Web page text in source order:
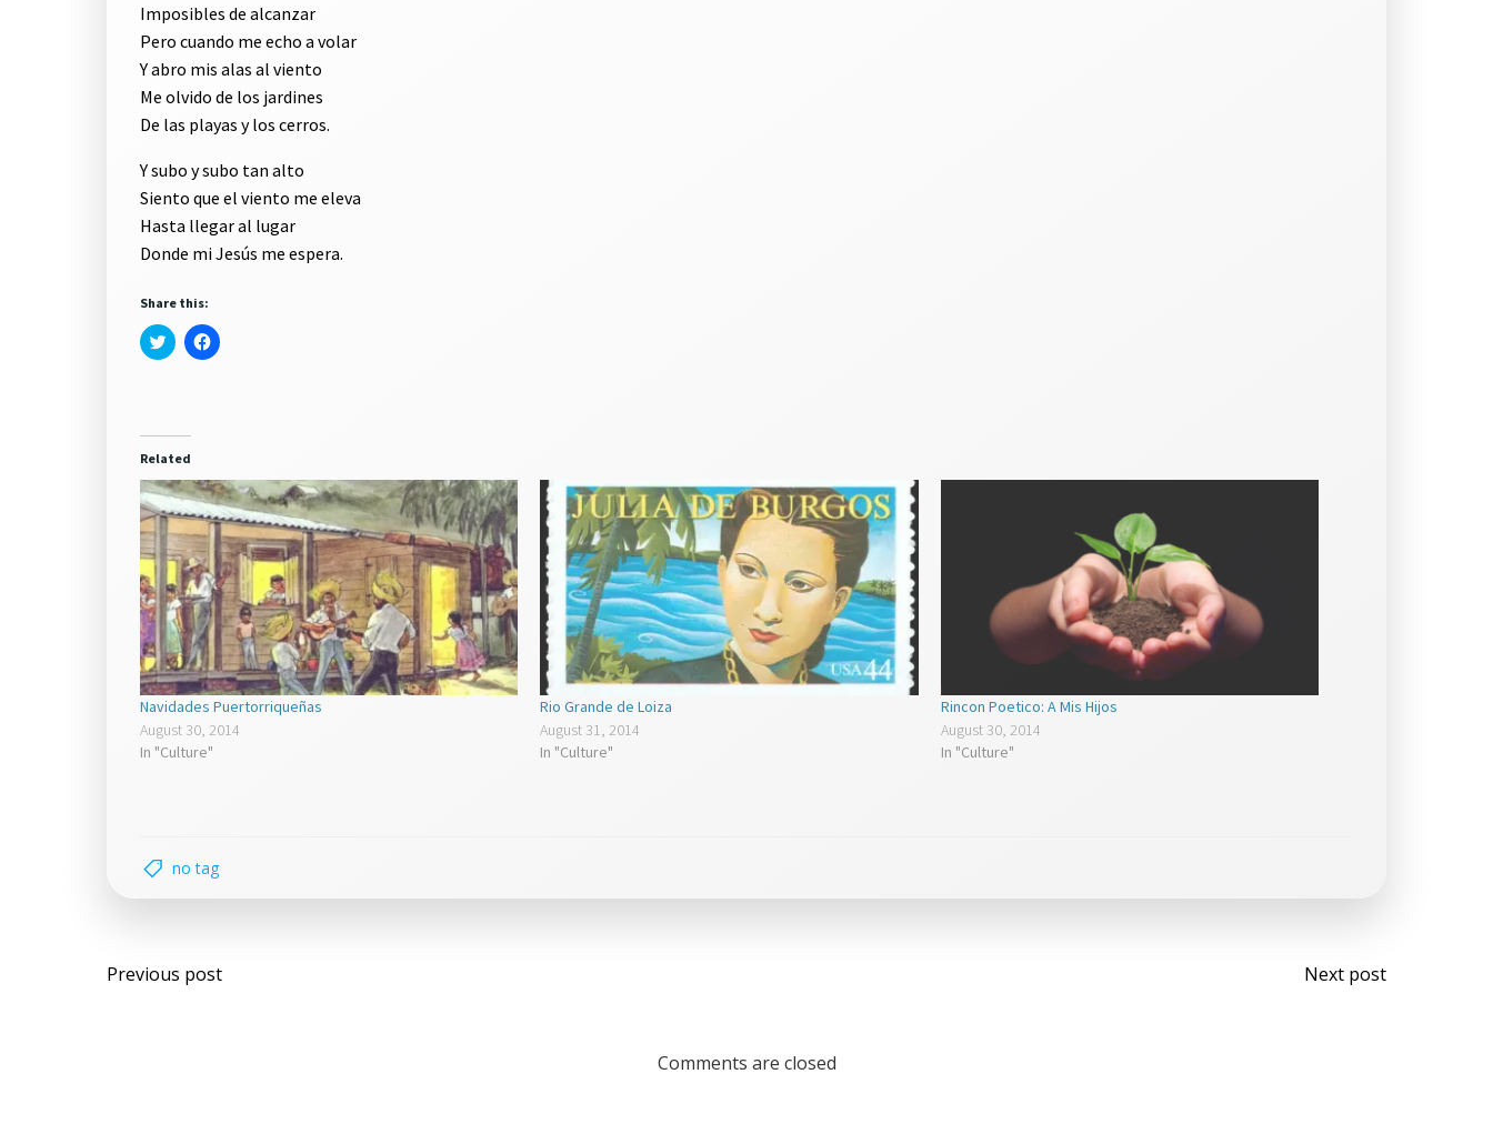
Imposibles de alcanzar
Pero cuando me echo a volar
Y abro mis alas al viento
Me olvido de los jardines
De las playas y los cerros.
Y subo y subo tan alto
Siento que el viento me eleva
Hasta llegar al lugar
Donde mi Jesús me espera.
Share this:
Click
to
new
window)
Click
to
Related
Navidades Puertorriqueñas
August 30, 2014
In "Culture"
Rio Grande de Loiza
August 31, 2014
In "Culture"
Rincon Poetico: A Mis Hijos
August 30, 2014
In "Culture"
no tag
Post
Previous post
Post
Next post
Comments are closed